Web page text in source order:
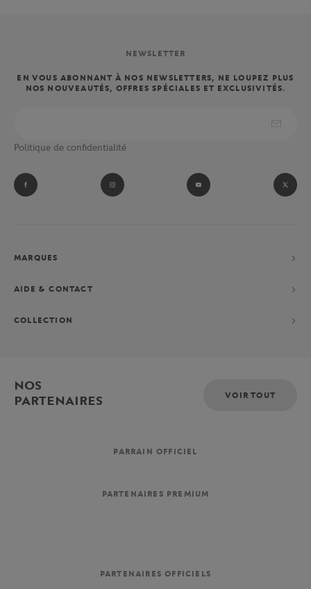
NEWSLETTER
EN VOUS ABONNANT À NOS NEWSLETTERS, NE LOUPEZ PLUS
NOS NOUVEAUTÉS, OFFRES SPÉCIALES ET EXCLUSIVITÉS.
Politique de confidentialité
MARQUES
AIDE & CONTACT
COLLECTION
NOS
PARTENAIRES
VOIR TOUT
PARRAIN OFFICIEL
PARTENAIRES PREMIUM
PARTENAIRES OFFICIELS